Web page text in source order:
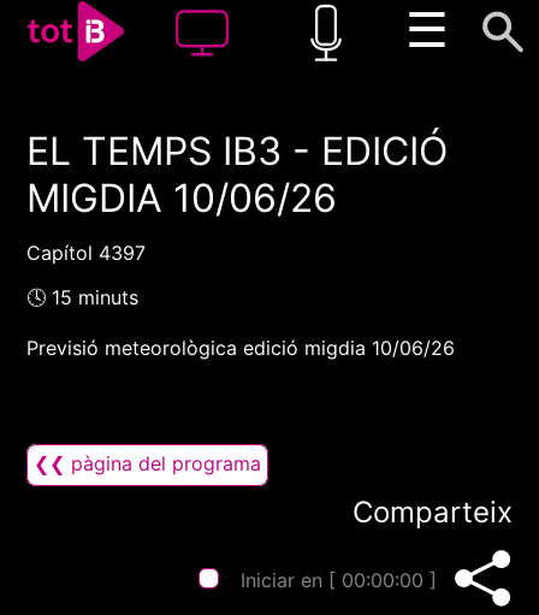
☰
00:00 00:00
1x
EL TEMPS IB3 - EDICIÓ
MIGDIA 10/06/26
Capítol 4397
🕓 15 minuts
Previsió meteorològica edició migdia 10/06/26
❮❮ pàgina del programa
Comparteix
Iniciar en [ 00:00:00 ]